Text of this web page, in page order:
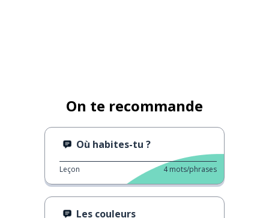
On te recommande
Où habites-tu ?
Leçon 4 mots/phrases
Les couleurs